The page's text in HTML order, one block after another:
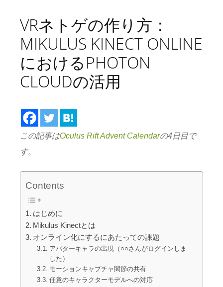
VRネトゲの作り方：
MIKULUS KINECT ONLINE
におけるPHOTON
CLOUDの活用
この記事はOculus Rift Advent Calendarの4日目で
す。
Contents
はじめに
Mikulus Kinectとは
オンライン化にするにあたっての課題
アバターキャラの出現（○○さんがログインしま
した）
モーションキャプチャ関節の共有
任意のキャラクターモデルへの対応